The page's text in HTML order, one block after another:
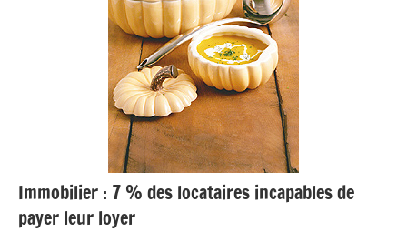
Immobilier : 7 % des locataires incapables de
payer leur loyer